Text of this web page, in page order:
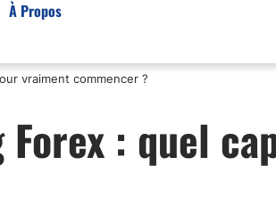
Or XAU/USD
Effet de levier
À Propos
vraiment commencer ?
: quel